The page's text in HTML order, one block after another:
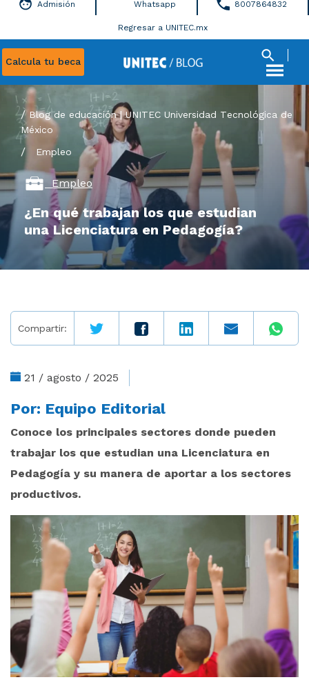
Calcula tu beca
Admisión Whatsapp 8007864832
Regresar a UNITEC.mx
Blog de educación | UNITEC Universidad Tecnológica de
México
/ Empleo
Empleo
¿En qué trabajan los que estudian
una Licenciatura en Pedagogía?
Compartir:
21 / agosto / 2025
Por: Equipo Editorial
Conoce los principales sectores donde pueden
trabajar los que estudian una Licenciatura en
Pedagogía y su manera de aportar a los sectores
productivos.